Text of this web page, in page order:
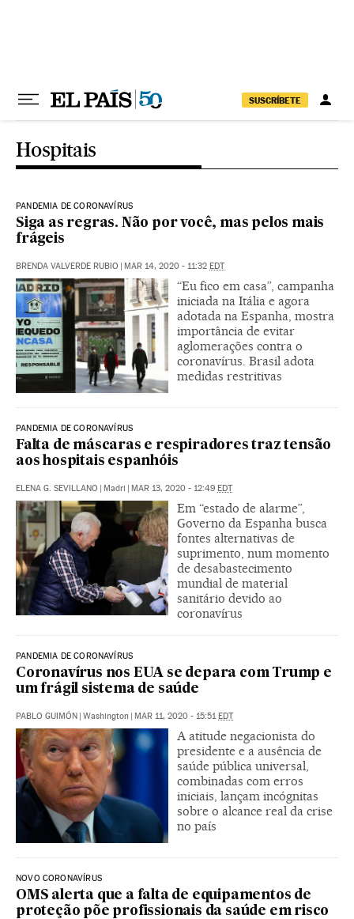
SUSCRÍBETE
Hospitais
PANDEMIA DE CORONAVÍRUS
Siga as regras. Não por você, mas pelos mais
frágeis
BRENDA VALVERDE RUBIO | MAR 14, 2020 - 11:32 EDT
“Eu fico em casa”, campanha
iniciada na Itália e agora
adotada na Espanha, mostra
importância de evitar
aglomerações contra o
coronavírus. Brasil adota
medidas restritivas
PANDEMIA DE CORONAVÍRUS
Falta de máscaras e respiradores traz tensão
aos hospitais espanhóis
ELENA G. SEVILLANO | Madri | MAR 13, 2020 - 12:49 EDT
Em “estado de alarme”,
Governo da Espanha busca
fontes alternativas de
suprimento, num momento
de desabastecimento
mundial de material
sanitário devido ao
coronavírus
PANDEMIA DE CORONAVÍRUS
Coronavírus nos EUA se depara com Trump e
um frágil sistema de saúde
PABLO GUIMÓN | Washington | MAR 11, 2020 - 15:51EDT
A atitude negacionista do
presidente e a ausência de
saúde pública universal,
combinadas com erros
iniciais, lançam incógnitas
sobre o alcance real da crise
no país
NOVO CORONAVÍRUS
OMS alerta que a falta de equipamentos de
proteção põe profissionais da saúde em risco